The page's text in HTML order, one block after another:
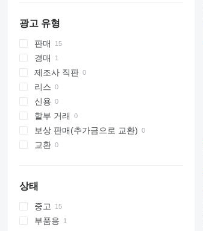
318
320
321
322
323
324
325
326
329
345
349
8018
8026
8030
8035
CT
JS
JZ
NXT
S-Series
Pecolift
Toucan
광고 유형
판매
경매
제조사 직판
리스
신용
할부 거래
보상 판매(추가금으로 교환)
교환
상태
중고
부품용